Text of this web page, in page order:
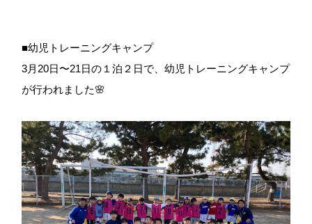
■幼児トレーニングキャンプ
3月20日〜21日の１泊２日で、幼児トレーニングキャンプ
が行われました🌸